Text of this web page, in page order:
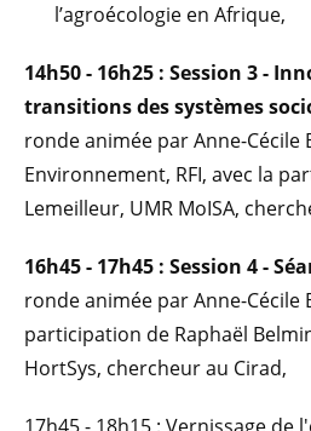
l’agroécologie en Afrique,
14h50 - 16h25 : Session 3 -
transitions des systèmes
ronde animée par Anne-Cécile
Environnement, RFI, avec la
Lemeilleur, UMR MoISA,
16h45 - 17h45 : Session 4 -
ronde animée par Anne-Cécile
participation de Raphaël
HortSys, chercheur au Cirad,